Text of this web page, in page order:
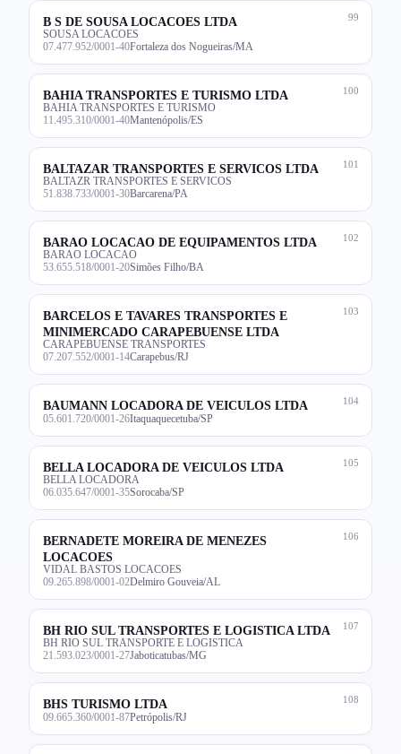
99
B S DE SOUSA LOCACOES LTDA
SOUSA LOCACOES
07.477.952/0001-40Fortaleza dos Nogueiras/MA
100
BAHIA TRANSPORTES E TURISMO LTDA
BAHIA TRANSPORTES E TURISMO
11.495.310/0001-40Mantenópolis/ES
101
BALTAZAR TRANSPORTES E SERVICOS LTDA
BALTAZR TRANSPORTES E SERVICOS
51.838.733/0001-30Barcarena/PA
102
BARAO LOCACAO DE EQUIPAMENTOS LTDA
BARAO LOCACAO
53.655.518/0001-20Simões Filho/BA
103
BARCELOS E TAVARES TRANSPORTES E
MINIMERCADO CARAPEBUENSE LTDA
CARAPEBUENSE TRANSPORTES
07.207.552/0001-14Carapebus/RJ
104
BAUMANN LOCADORA DE VEICULOS LTDA
05.601.720/0001-26Itaquaquecetuba/SP
105
BELLA LOCADORA DE VEICULOS LTDA
BELLA LOCADORA
06.035.647/0001-35Sorocaba/SP
106
BERNADETE MOREIRA DE MENEZES
LOCACOES
VIDAL BASTOS LOCACOES
09.265.898/0001-02Delmiro Gouveia/AL
107
BH RIO SUL TRANSPORTES E LOGISTICA LTDA
BH RIO SUL TRANSPORTE E LOGISTICA
21.593.023/0001-27Jaboticatubas/MG
108
BHS TURISMO LTDA
09.665.360/0001-87Petrópolis/RJ